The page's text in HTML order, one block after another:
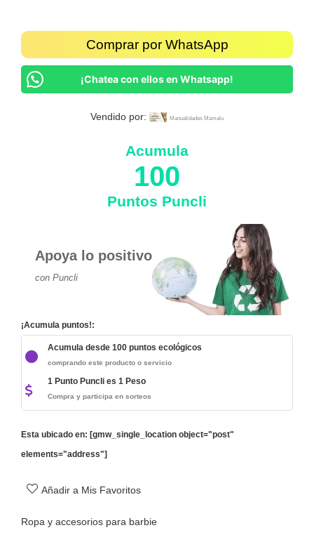
Comprar por WhatsApp
¡Chatea con ellos en Whatsapp!
Vendido por: Manualidades Mamalu
Acumula
100
Puntos Puncli
Apoya lo positivo
con Puncli
¡Acumula puntos!:
Acumula desde 100 puntos ecológicos
comprando este producto o servicio
1 Punto Puncli es 1 Peso
Compra y participa en sorteos
Esta ubicado en: [gmw_single_location object="post"
elements="address"]
Añadir a Mis Favoritos
Ropa y accesorios para barbie